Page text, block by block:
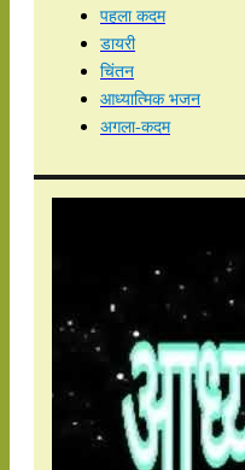
पहला कदम
डायरी
चिंतन
आध्यात्मिक भजन
अगला-कदम